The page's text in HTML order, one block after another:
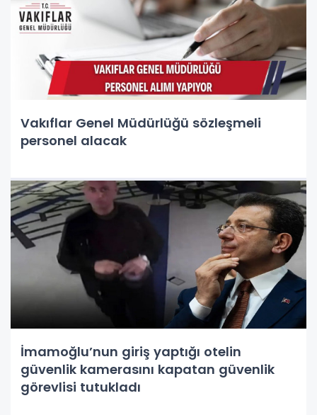
Vakıflar Genel Müdürlüğü sözleşmeli
personel alacak
İmamoğlu’nun giriş yaptığı otelin
güvenlik kamerasını kapatan güvenlik
görevlisi tutukladı